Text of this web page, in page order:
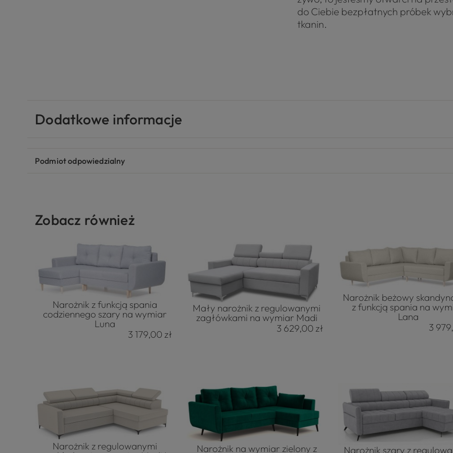
do Ciebie bezpłatnych próbek
tkanin.
Dodatkowe informacje
Podmiot odpowiedzialny
Zobacz również
Narożnik z funkcją spania
codziennego szary na wymiar
Luna
3 179,00 zł
Mały narożnik z regulowanymi
zagłówkami na wymiar Madi
3 629,00 zł
Narożnik beżowy
z funkcją spania na
Lana
3
Narożnik z regulowanymi Narożnik na wymiar zielony z Narożnik szary z